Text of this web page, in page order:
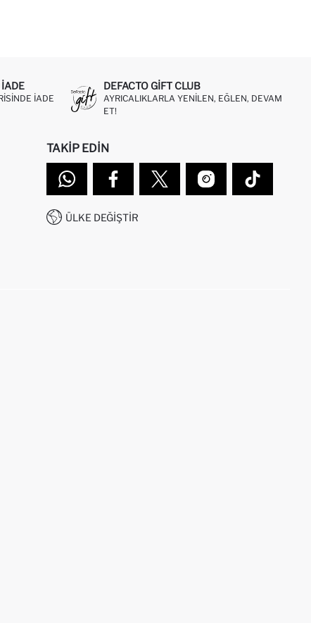
IADE
DEFACTO GIFT CLUB
AYRICALIKLARLA YENILEN, EĞLEN, DEVAM
ET!
TAKIP EDIN
ÜLKE DEĞIŞTIR